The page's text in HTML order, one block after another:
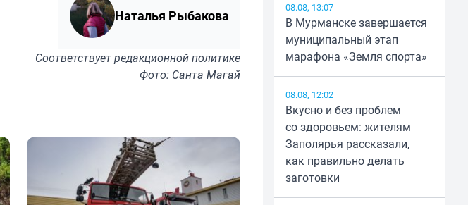
Наталья Рыбакова
Соответствуетредакционной политике
Фото: Санта Магай
08.08, 13:07
В Мурманске завершается
муниципальный этап
марафона «Земля спорта»
08.08, 12:02
Вкусно и без проблем
со здоровьем: жителям
Заполярья рассказали,
как правильно делать
заготовки